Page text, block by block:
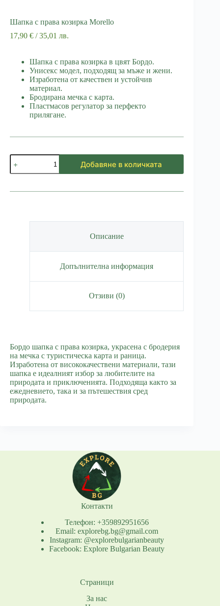
Шапка с права козирка Morello
17,90 € / 35,01 лв.
Шапка с права козирка в цвят Бордо.
Унисекс модел, подходящ за мъже и жени.
Изработена от качествен и устойчив
материал.
Бродирана мечка с карта.
Пластмасов регулатор за перфекто
прилягане.
количество
за
Шапка
права
Добавяне в количката
Описание
Допълнителна информация
Отзиви (0)
Бордо шапка с права козирка, украсена с бродерия
на мечка с туристическа карта и раница.
Изработена от висококачествени материали, тази
шапка е идеалният избор за любителите на
природата и приключенията. Подходяща както за
ежедневието, така и за пътешествия сред
природата.
Контакти
Телефон: +359892951656
Email: explorebg.bg@gmail.com
Instagram: @explorebulgarianbeauty
Facebook: Explore Bulgarian Beauty
Страници
За нас